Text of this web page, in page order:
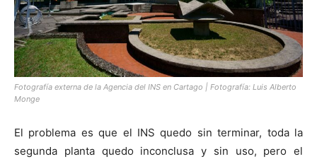
Fotografía externa de la Agencia del INS en Cartago | Fotografía: Luis Alberto
Monge
El problema es que el INS quedo sin terminar, toda la
segunda planta quedo inconclusa y sin uso, pero el